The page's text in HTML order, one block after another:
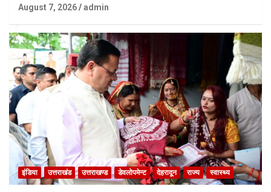
August 7, 2026 admin
इंडिया उत्तराखंड उत्तराखण्ड डेवलोपमेन्ट देहरादून राज्य स्वास्थ्य